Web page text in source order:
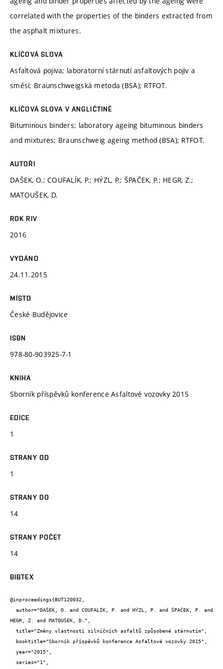
correlated with the properties of the binders extracted from
the asphalt mixtures.
KLÍČOVÁ SLOVA
Asfaltová pojiva; laboratorní stárnutí asfaltových pojiv a
směsí; Braunschweigská metoda (BSA); RTFOT.
KLÍČOVÁ SLOVA V ANGLIČTINĚ
Bituminous binders; laboratory ageing bituminous binders
and mixtures; Braunschweig ageing method (BSA); RTFOT.
AUTOŘI
DAŠEK, O.; COUFALÍK, P.; HÝZL, P.; ŠPAČEK, P.; HEGR, Z.;
MATOUŠEK, D.
ROK RIV
2016
VYDÁNO
24.11.2015
MÍSTO
České Budějovice
ISBN
978-80-903925-7-1
KNIHA
Sborník příspěvků konference Asfaltové vozovky 2015
EDICE
1
STRANY OD
1
STRANY DO
14
STRANY POČET
14
BIBTEX
@inproceedings{BUT120032,
HEGR, Z. and MATOUŠEK, D.",